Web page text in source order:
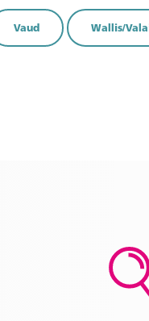
Vaud Wallis/
Scoprite i vantaggi